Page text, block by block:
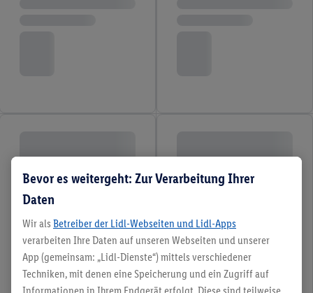
Bevor es weitergeht: Zur Verarbeitung Ihrer
Daten
Wir als Betreiber der Lidl-Webseiten und Lidl-Apps
verarbeiten Ihre Daten auf unseren Webseiten und unserer
App (gemeinsam: „Lidl-Dienste“) mittels verschiedener
Techniken, mit denen eine Speicherung und ein Zugriff auf